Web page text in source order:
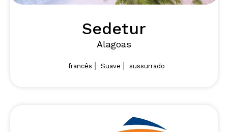
Sedetur
Alagoas
francês Suave sussurrado